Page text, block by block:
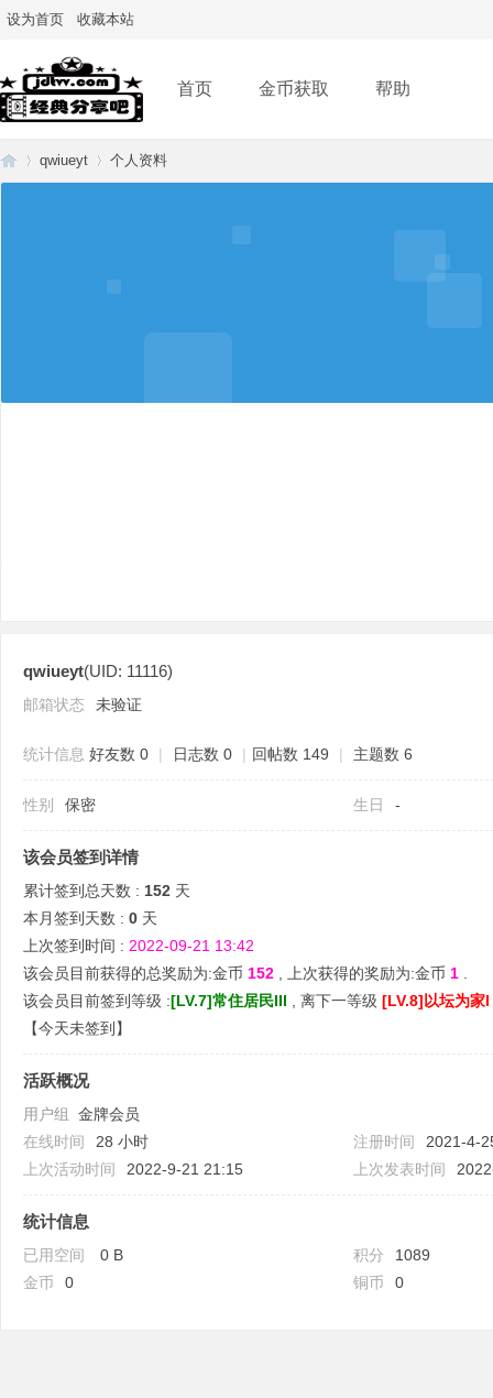
设为首页 收藏本站
首页 金币获取 帮助
qwiueyt 个人资料
qwiueyt(UID: 11116)
邮箱状态 未验证
统计信息 好友数 0 | 日志数 0 | 回帖数 149 | 主题数 6
性别 保密 生日 -
该会员签到详情
累计签到总天数 : 152 天
本月签到天数 : 0 天
上次签到时间 : 2022-09-21 13:42
该会员目前获得的总奖励为:金币 152 , 上次获得的奖励为:金币 1
该会员目前签到等级 :[LV.7]常住居民III , 离下一等级 [LV.8]以坛为家I
【今天未签到 】
活跃概况
用户组 金牌会员
在线时间
28 小时 注册时间
2021-4-
上次活动时间
2022-9-21 21:15 上次发表时间
统计信息
已用空间 0 B 积分
1089
金币
0 铜币 0